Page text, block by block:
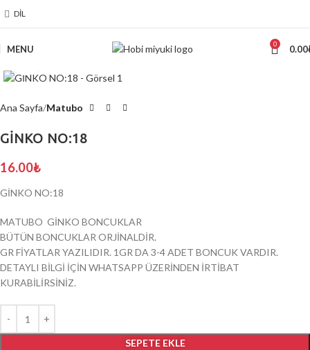
DIL
MENU 0 0.00
Ana Sayfa Matubo
GİNKO NO:18
16.00₺
GİNKO NO:18
MATUBO GİNKO BONCUKLAR
BÜTÜN BONCUKLAR ORJİNALDİR.
GR FİYATLAR YAZILIDIR. 1GR DA 3-4 ADET BONCUK VARDIR.
DETAYLI BİLGİ İÇİN WHATSAPP ÜZERİNDEN İRTİBAT
KURABİLİRSİNİZ.
SEPETE EKLE